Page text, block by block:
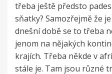
třeba ještě předsto
sňatky? Samozřejmě že
dnešní době se to třeba
jenom na nějakých
krajích. Třeba někde v
stále je. Tam jsou různé